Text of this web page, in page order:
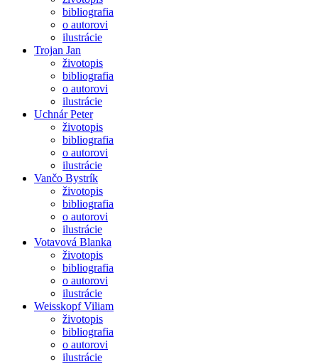
bibliografia
o autorovi
ilustrácie
Trojan Jan
životopis
bibliografia
o autorovi
ilustrácie
Uchnár Peter
životopis
bibliografia
o autorovi
ilustrácie
Vančo Bystrík
životopis
bibliografia
o autorovi
ilustrácie
Votavová Blanka
životopis
bibliografia
o autorovi
ilustrácie
Weisskopf Viliam
životopis
bibliografia
o autorovi
ilustrácie